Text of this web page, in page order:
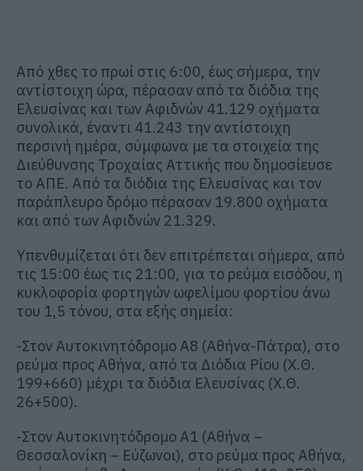
Από χθες το πρωί στις 6:00, έως σήμερα, την
αντίστοιχη ώρα, πέρασαν από τα διόδια της
Ελευσίνας και των Αφιδνών 41.129 οχήματα
συνολικά, έναντι 41.243 την αντίστοιχη
περσινή ημέρα, σύμφωνα με τα στοιχεία της
Διεύθυνσης Τροχαίας Αττικής που δημοσίευσε
το ΑΠΕ. Από τα διόδια της Ελευσίνας και τον
παράπλευρο δρόμο πέρασαν 19.800 οχήματα
και από των Αφιδνών 21.329.
Υπενθυμίζεται ότι δεν επιτρέπεται σήμερα, από
τις 15:00 έως τις 21:00, για το ρεύμα εισόδου, η
κυκλοφορία φορτηγών ωφελίμου φορτίου άνω
του 1,5 τόνου, στα εξής σημεία:
-Στον Αυτοκινητόδρομο Α8 (Αθήνα-Πάτρα), στο
ρεύμα προς Αθήνα, από τα Διόδια Ρίου (Χ.Θ.
199+660) μέχρι τα διόδια Ελευσίνας (Χ.Θ.
26+500).
-Στον Αυτοκινητόδρομο Α1 (Αθήνα –
Θεσσαλονίκη – Εύζωνοι), στο ρεύμα προς Αθήνα,